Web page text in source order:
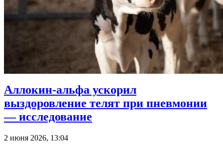
Аллокин-альфа ускорил
выздоровление телят при пневмонии
— исследование
2 июня 2026, 13:04